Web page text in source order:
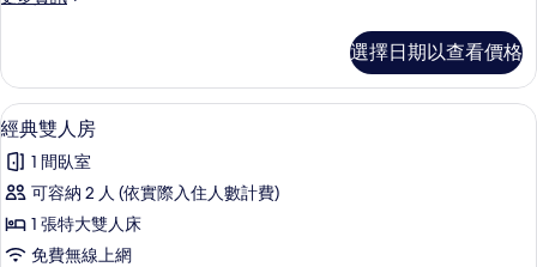
房
所
有
相
片
雙
人
房
詳
情
選擇日期以查看價格
顯
示
經
典
雙
7
經典雙人房
1 間臥室
可容納 2 人 (依實際入住人數計費)
1 張特大雙人床
免費無線上網